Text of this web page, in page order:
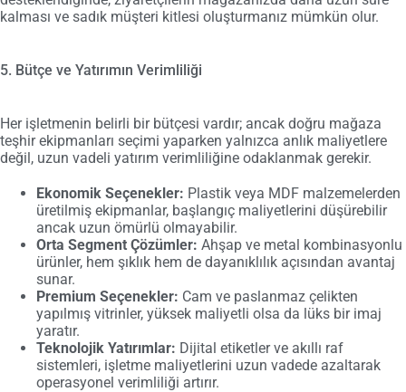
kalması ve sadık müşteri kitlesi oluşturmanız mümkün olur.
5. Bütçe ve Yatırımın Verimliliği
Her işletmenin belirli bir bütçesi vardır; ancak doğru mağaza
teşhir ekipmanları seçimi yaparken yalnızca anlık maliyetlere
değil, uzun vadeli yatırım verimliliğine odaklanmak gerekir.
Ekonomik Seçenekler: Plastik veya MDF malzemelerden
üretilmiş ekipmanlar, başlangıç maliyetlerini düşürebilir
ancak uzun ömürlü olmayabilir.
Orta Segment Çözümler: Ahşap ve metal kombinasyonlu
ürünler, hem şıklık hem de dayanıklılık açısından avantaj
sunar.
Premium Seçenekler: Cam ve paslanmaz çelikten
yapılmış vitrinler, yüksek maliyetli olsa da lüks bir imaj
yaratır.
Teknolojik Yatırımlar: Dijital etiketler ve akıllı raf
sistemleri, işletme maliyetlerini uzun vadede azaltarak
operasyonel verimliliği artırır.